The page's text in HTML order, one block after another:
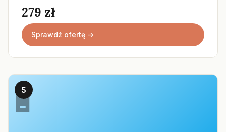
279 zł
Sprawdź ofertę →
5